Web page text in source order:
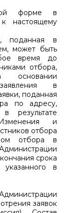
форме в
настоящему
поданная в
может быть
время до
отбора,
в
поданная
по адресу,
результате
и
отбора
отбора в
срока
в
заявок